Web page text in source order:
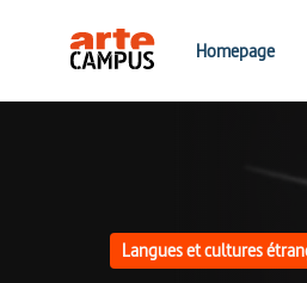
Homepage
Langues et cultures